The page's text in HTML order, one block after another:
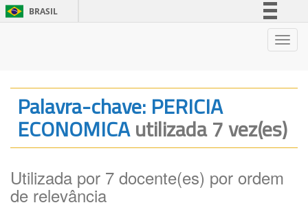
BRASIL
Legislação
Canais
Palavra-chave: PERICIA
ECONOMICAutilizada 7 vez(es)
Utilizada por 7 docente(es) por ordem
de relevância